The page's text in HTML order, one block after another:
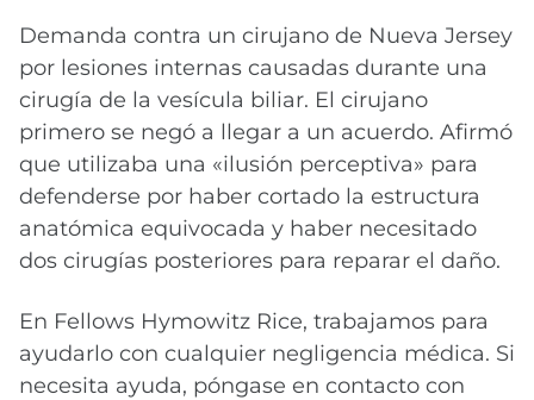
Demanda contra un cirujano de Nueva Jersey
por lesiones internas causadas durante una
cirugía de la vesícula biliar. El cirujano
primero se negó a llegar a un acuerdo. Afirmó
que utilizaba una «ilusión perceptiva» para
defenderse por haber cortado la estructura
anatómica equivocada y haber necesitado
dos cirugías posteriores para reparar el daño.
En Fellows Hymowitz Rice, trabajamos para
ayudarlo con cualquier negligencia médica. Si
necesita ayuda, póngase en contacto con